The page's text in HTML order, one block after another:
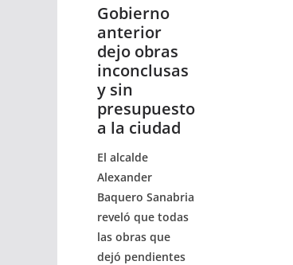
Gobierno
anterior
dejo obras
inconclusas
y sin
presupuesto
a la ciudad
El alcalde
Alexander
Baquero Sanabria
reveló que todas
las obras que
dejó pendientes